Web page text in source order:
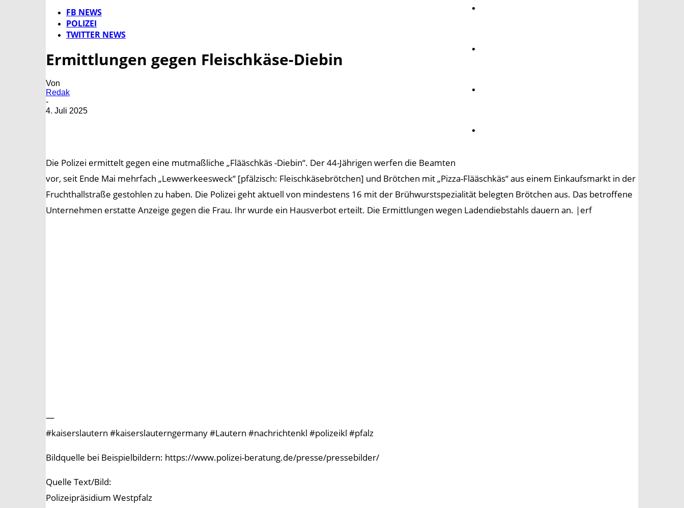
FB NEWS
POLIZEI
TWITTER NEWS
Ermittlungen gegen Fleischkäse-Diebin
Von
Redak
-
4. Juli 2025
Die Polizei ermittelt gegen eine mutmaßliche „Flääschkäs -Diebin“. Der 44-Jährigen werfen die Beamten
vor, seit Ende Mai mehrfach „Lewwerkeesweck“ [pfälzisch: Fleischkäsebrötchen] und Brötchen mit „Pizza-Flääschkäs“ aus einem Einkaufsmarkt in der
Fruchthallstraße gestohlen zu haben. Die Polizei geht aktuell von mindestens 16 mit der Brühwurstspezialität belegten Brötchen aus. Das betroffene
Unternehmen erstatte Anzeige gegen die Frau. Ihr wurde ein Hausverbot erteilt. Die Ermittlungen wegen Ladendiebstahls dauern an. |erf
—
#kaiserslautern #kaiserslauterngermany #Lautern #nachrichtenkl #polizeikl #pfalz
Bildquelle bei Beispielbildern: https://www.polizei-beratung.de/presse/pressebilder/
Quelle Text/Bild:
Polizeipräsidium Westpfalz